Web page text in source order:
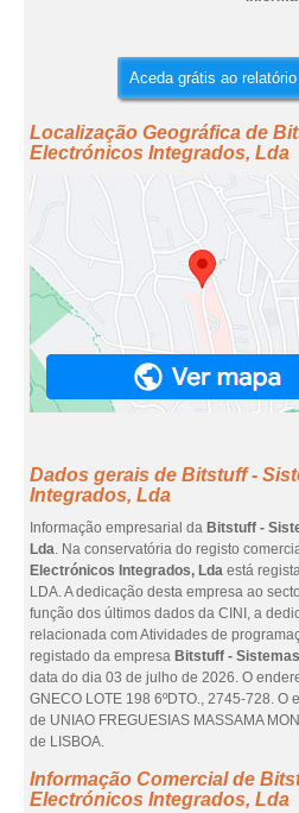
Aceda grátis ao
Localização Geográfica de
Electrónicos Integrados, Lda
Dados gerais de Bitstuff -
Integrados, Lda
Informação empresarial da Bitstuff -
Lda. Na conservatória do registo
Electrónicos Integrados, Lda está
LDA. A dedicação desta empresa ao
função dos últimos dados da CINI, a
relacionada com Atividades de
registado da empresa Bitstuff -
data do dia 03 de julho de 2026. O
GNECO LOTE 198 6ºDTO., 2745-728.
de UNIAO FREGUESIAS MASSAMA
de LISBOA.
Informação Comercial de
Electrónicos Integrados, Lda